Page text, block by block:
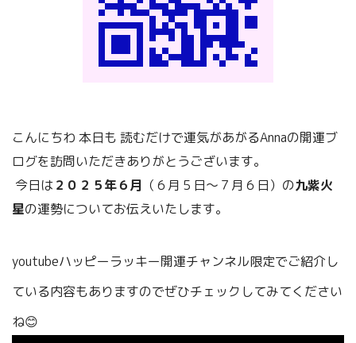
こんにちわ 本日も 読むだけで運気があがるAnnaの開運ブ
ログを訪問いただきありがとうございます。
今日は２０２５年６月 （６月５日～７ 月６日）の九紫火
星の運勢についてお伝えいたします。
youtubeハッピーラッキー開運チャンネル限定でご紹介し
ている内容もありますのでぜひチェックしてみてください
ね😊